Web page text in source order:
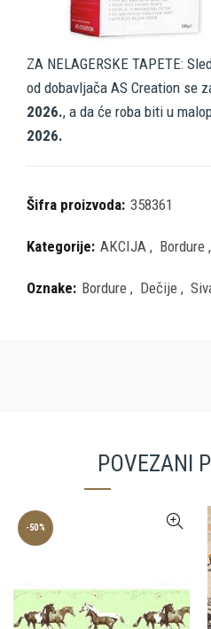
ZA NELAGERSKE TAPETE:
od dobavljača AS Creation se
2026., a da će roba biti u
2026.
Šifra proizvoda: 358361
Kategorije: AKCIJA , Bordure ,
Oznake: Bordure , Dečije ,
POVEZANI
-50%